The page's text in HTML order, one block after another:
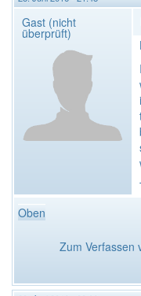
Gast (nicht
überprüft)
Oben
Zum Verfassen